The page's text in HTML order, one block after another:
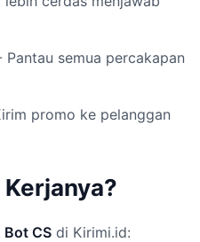
Pantau semua percakapan
promo ke pelanggan
Bot CS di Kirimi.id: